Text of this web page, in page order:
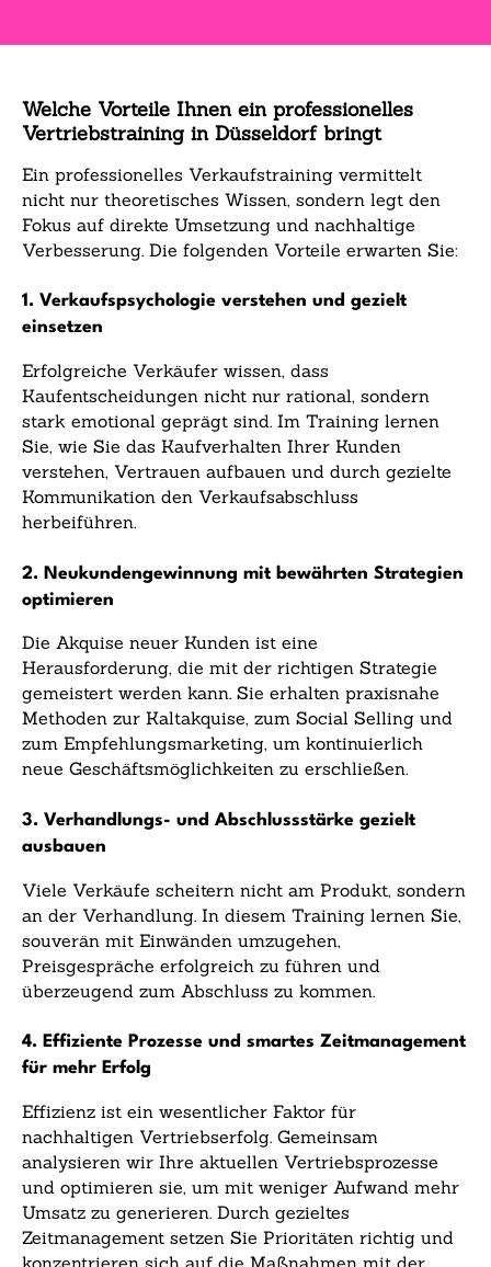
Welche Vorteile Ihnen ein professionelles
Vertriebstraining in Düsseldorf bringt
Ein professionelles Verkaufstraining vermittelt
nicht nur theoretisches Wissen, sondern legt den
Fokus auf direkte Umsetzung und nachhaltige
Verbesserung. Die folgenden Vorteile erwarten Sie:
1. Verkaufspsychologie verstehen und gezielt
einsetzen
Erfolgreiche Verkäufer wissen, dass
Kaufentscheidungen nicht nur rational, sondern
stark emotional geprägt sind. Im Training lernen
Sie, wie Sie das Kaufverhalten Ihrer Kunden
verstehen, Vertrauen aufbauen und durch gezielte
Kommunikation den Verkaufsabschluss
herbeiführen.
2. Neukundengewinnung mit bewährten Strategien
optimieren
Die Akquise neuer Kunden ist eine
Herausforderung, die mit der richtigen Strategie
gemeistert werden kann. Sie erhalten praxisnahe
Methoden zur Kaltakquise, zum Social Selling und
zum Empfehlungsmarketing, um kontinuierlich
neue Geschäftsmöglichkeiten zu erschließen.
3. Verhandlungs- und Abschlussstärke gezielt
ausbauen
Viele Verkäufe scheitern nicht am Produkt, sondern
an der Verhandlung. In diesem Training lernen Sie,
souverän mit Einwänden umzugehen,
Preisgespräche erfolgreich zu führen und
überzeugend zum Abschluss zu kommen.
4. Effiziente Prozesse und smartes Zeitmanagement
für mehr Erfolg
Effizienz ist ein wesentlicher Faktor für
nachhaltigen Vertriebserfolg. Gemeinsam
analysieren wir Ihre aktuellen Vertriebsprozesse
und optimieren sie, um mit weniger Aufwand mehr
Umsatz zu generieren. Durch gezieltes
Zeitmanagement setzen Sie Prioritäten richtig und